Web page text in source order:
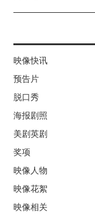
映像快讯
预告片
脱口秀
海报剧照
美剧英剧
奖项
映像人物
映像花絮
映像相关